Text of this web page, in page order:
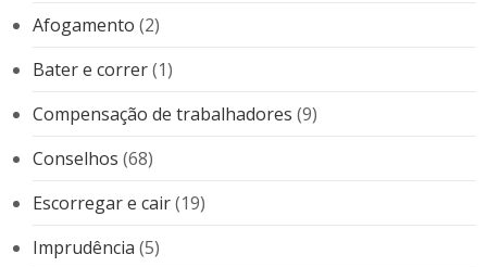
Afogamento (2)
Bater e correr(1)
Compensação de trabalhadores (9)
Conselhos (68)
Escorregar e cair(19)
Imprudência (5)